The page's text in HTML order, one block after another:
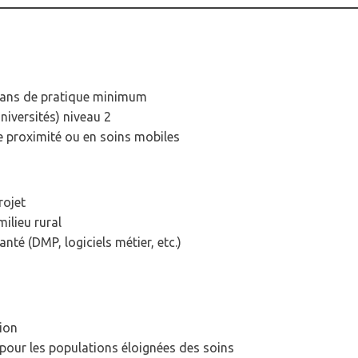
de pratique minimum
niveau 2
proximité ou en soins mobiles
rural
(DMP, logiciels métier, etc.)
les populations éloignées des soins